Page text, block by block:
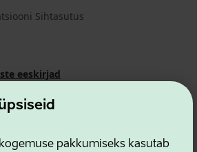
pakkumiseks kasutab
Sihtasutus
eeskirjad